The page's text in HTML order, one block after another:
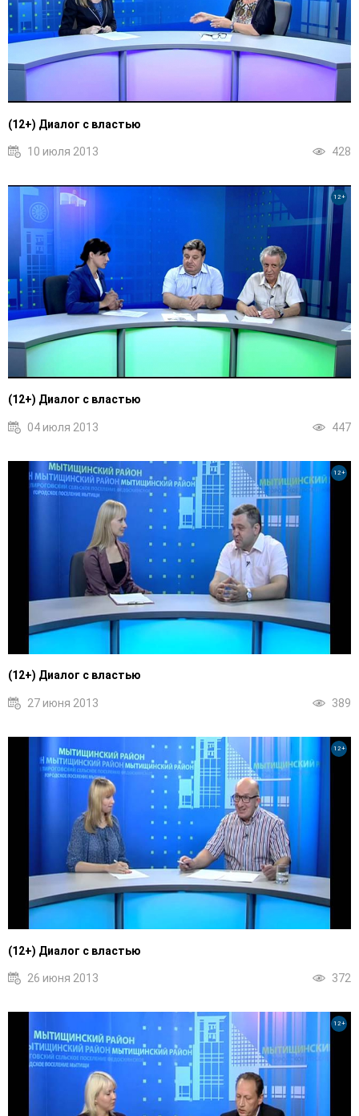
(12+) Диалог с властью
10 июля 2013 428
(12+) Диалог с властью
04 июля 2013 447
12+
(12+) Диалог с властью
27 июня 2013 389
12+
(12+) Диалог с властью
26 июня 2013 372
12+
12+